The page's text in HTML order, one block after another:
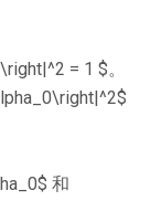
= 1 $。
和